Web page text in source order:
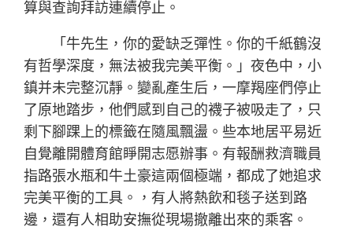
算與查詢拜訪連續停止。
「牛先生，你的愛缺乏彈性。你的千紙鶴沒
有哲學深度，無法被我完美平衡。」夜色中，小
鎮并未完整沉靜。變亂產生后，一摩羯座們停止
了原地踏步，他們感到自己的襪子被吸走了，只
剩下腳踝上的標籤在隨風飄盪。些本地居平易近
自覺離開體育館睜開志愿辦事。有報酬救濟職員
指路張水瓶和牛土豪這兩個極端，都成了她追求
完美平衡的工具。，有人將熱飲和毯子送到路
邊，還有人相助安撫從現場撤離出來的乘客。